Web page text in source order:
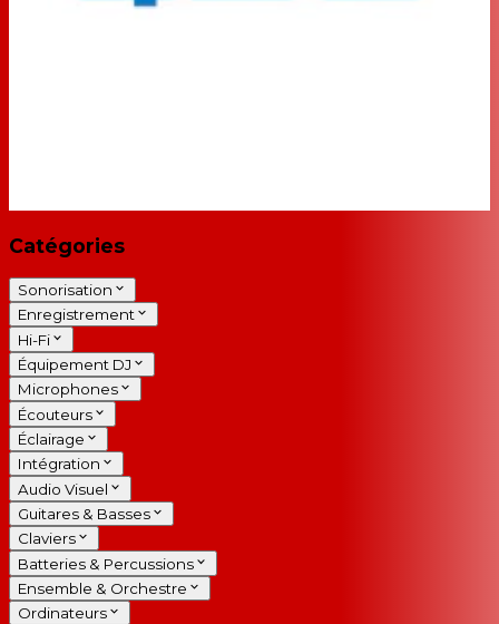
Catégories
Sonorisation
Enregistrement
Hi-Fi
Équipement DJ
Microphones
Écouteurs
Éclairage
Intégration
Audio Visuel
Guitares & Basses
Claviers
Batteries & Percussions
Ensemble & Orchestre
Ordinateurs